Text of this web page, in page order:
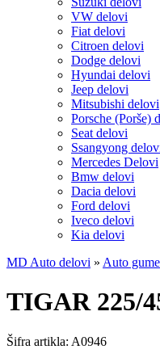
VW delovi
Fiat delovi
Citroen delovi
Dodge delovi
Hyundai delovi
Jeep delovi
Mitsubishi delovi
Porsche (Porše)
Seat delovi
Ssangyong
Mercedes Delovi
Bmw delovi
Dacia delovi
Ford delovi
Iveco delovi
Kia delovi
MD Auto delovi » Auto gume
TIGAR 225/
Šifra artikla: A0946